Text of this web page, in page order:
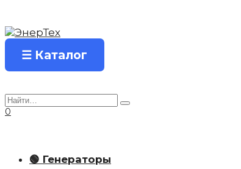
содержанию
☰ Каталог
Search
for:
0
🟢 Генераторы